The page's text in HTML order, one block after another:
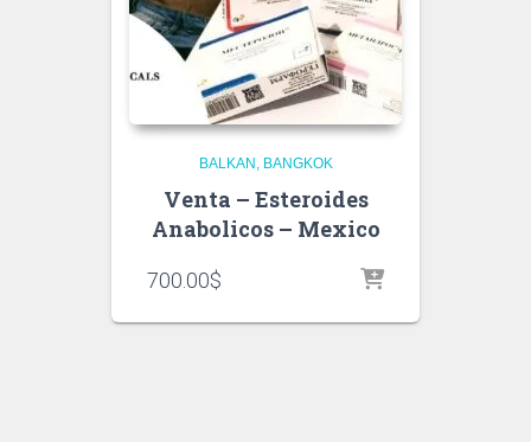
BALKAN BANGKOK
Venta – Esteroides
Anabolicos – Mexico
700.00$